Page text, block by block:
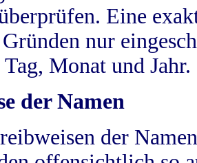
Eine
nur
Monat und Jahr.
der Namen
der